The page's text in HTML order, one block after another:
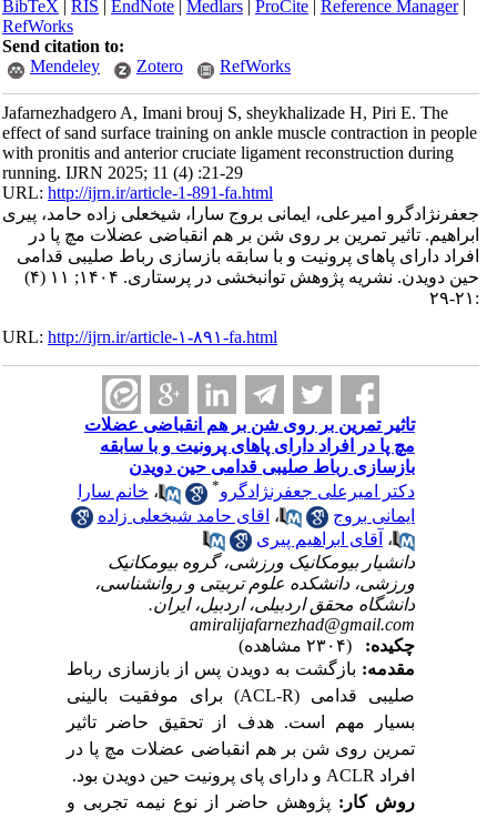
BibTeX|RIS|EndNote|Medlars|ProCite|Reference Manager
RefWorks
Send citation to:
Mendeley
Zotero RefWorks
Jafarnezhadgero A, Imani brouj S, sheykhalizade H, Piri E. The
effect of sand surface training on ankle muscle contraction in people
with pronitis and anterior cruciate ligament reconstruction during
running. IJRN 2025; 11 (4) :21-29
URL:http://ijrn.ir/article-1-891-fa.html
جعفرنژادگرو امیرعلی، ایمانی بروج سارا، شیخعلی زاده حامد، پیری
ابراهیم. تاثیر تمرین بر روی شن بر هم انقباضی عضلات مچ پا در
افراد دارای پاهای پرونیت و با سابقه بازسازی رباط صلیبی قدامی
حین دویدن. نشریه پژوهش توانبخشی در پرستاری. ۱۴۰۴; ۱۱ (۴)
URL:http://ijrn.ir/article-۱-۸۹۱-fa.html
تاثیر تمرین بر روی شن بر هم انقباضی عضلات
مچ پا در افراد دارای پاهای پرونیت و با سابقه
بازسازی رباط صلیبی قدامی حین دویدن
دکتر امیرعلی جعفرنژادگرو
،خانم سارا
ایمانی بروج
،اقای حامد شیخعلی زاده
،آقای ابراهیم پیری
دانشیار بیومکانیک ورزشی، گروه بیومکانیک
ورزشی، دانشکده علوم تربیتی و روانشناسی،
دانشگاه محقق اردبیلی، اردبیل، ایران.
amiralijafarnezhad@gmail.com
چکیده:
مقدمه:بازگشت به دویدن پس از بازسازی رباط
صلیبی قدامی(ACL-R)برای موفقیت بالینی
بسیار مهم است. هدف از تحقیق حاضر تاثیر
تمرین روی شن بر هم انقباضی عضلات مچ پا در
افراد ACLRو دارای پای پرونیت حین دویدن بود.
روش کار: پژوهش حاضر از نوع نیمه تجربی و